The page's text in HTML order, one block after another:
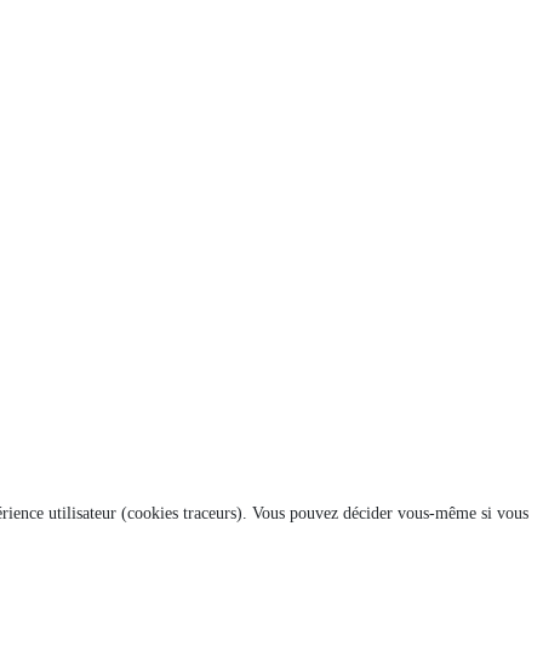
utilisateur (cookies traceurs). Vous pouvez décider vous-même si vous